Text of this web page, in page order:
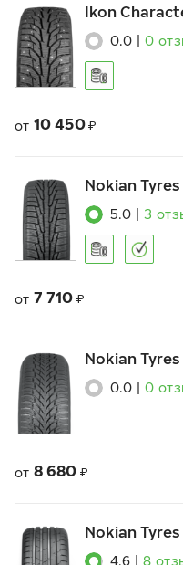
Ikon
0.0 0
от 10 450 ₽
Nokian
5.0 3
от 7 710 ₽
Nokian Tyres
0.0 0
от 8 680 ₽
Nokian
4.6 8